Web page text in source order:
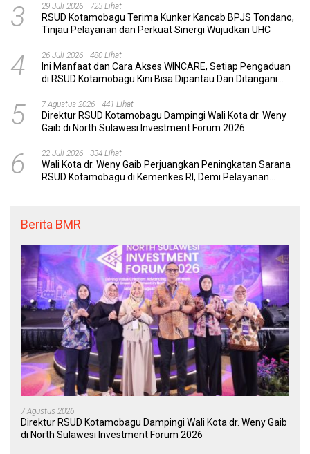
3 29 Juli 2026 723 Lihat
RSUD Kotamobagu Terima Kunker Kancab BPJS Tondano,
Tinjau Pelayanan dan Perkuat Sinergi Wujudkan UHC
4 26 Juli 2026 480 Lihat
Ini Manfaat dan Cara Akses WINCARE, Setiap Pengaduan
di RSUD Kotamobagu Kini Bisa Dipantau Dan Ditangani
5 7 Agustus 2026 441 Lihat
Direktur RSUD Kotamobagu Dampingi Wali Kota dr. Weny
Gaib di North Sulawesi Investment Forum 2026
6 22 Juli 2026 334 Lihat
Wali Kota dr. Weny Gaib Perjuangkan Peningkatan Sarana
RSUD Kotamobagu di Kemenkes RI, Demi Pelayanan
Berita BMR
7 Agustus 2026
Direktur RSUD Kotamobagu Dampingi Wali Kota dr. Weny Gaib
di North Sulawesi Investment Forum 2026